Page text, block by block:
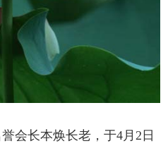
会长本焕长老，于4月2日